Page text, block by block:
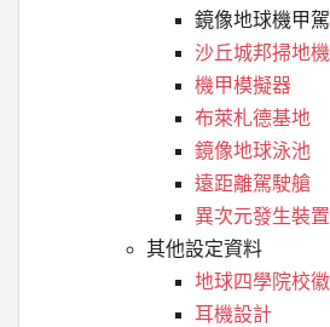
鏡像地球機甲
沙丘城邦掃地
機甲模擬器
布萊札德基地
鏡像地球泳池
遠距離駕駛艙
異次元發生裝置
其他設定資料
地球四學院校徽
耳機設計